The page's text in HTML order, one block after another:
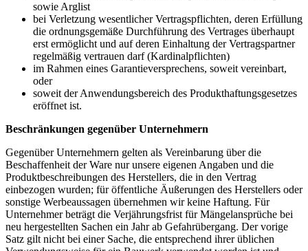
sowie Arglist
bei Verletzung wesentlicher Vertragspflichten, deren Erfüllung
die ordnungsgemäße Durchführung des Vertrages überhaupt
erst ermöglicht und auf deren Einhaltung der Vertragspartner
regelmäßig vertrauen darf (Kardinalpflichten)
im Rahmen eines Garantieversprechens, soweit vereinbart,
oder
soweit der Anwendungsbereich des Produkthaftungsgesetzes
eröffnet ist.
Beschränkungen gegenüber Unternehmern
Gegenüber Unternehmern gelten als Vereinbarung über die
Beschaffenheit der Ware nur unsere eigenen Angaben und die
Produktbeschreibungen des Herstellers, die in den Vertrag
einbezogen wurden; für öffentliche Äußerungen des Herstellers oder
sonstige Werbeaussagen übernehmen wir keine Haftung. Für
Unternehmer beträgt die Verjährungsfrist für Mängelansprüche bei
neu hergestellten Sachen ein Jahr ab Gefahrübergang. Der vorige
Satz gilt nicht bei einer Sache, die entsprechend ihrer üblichen